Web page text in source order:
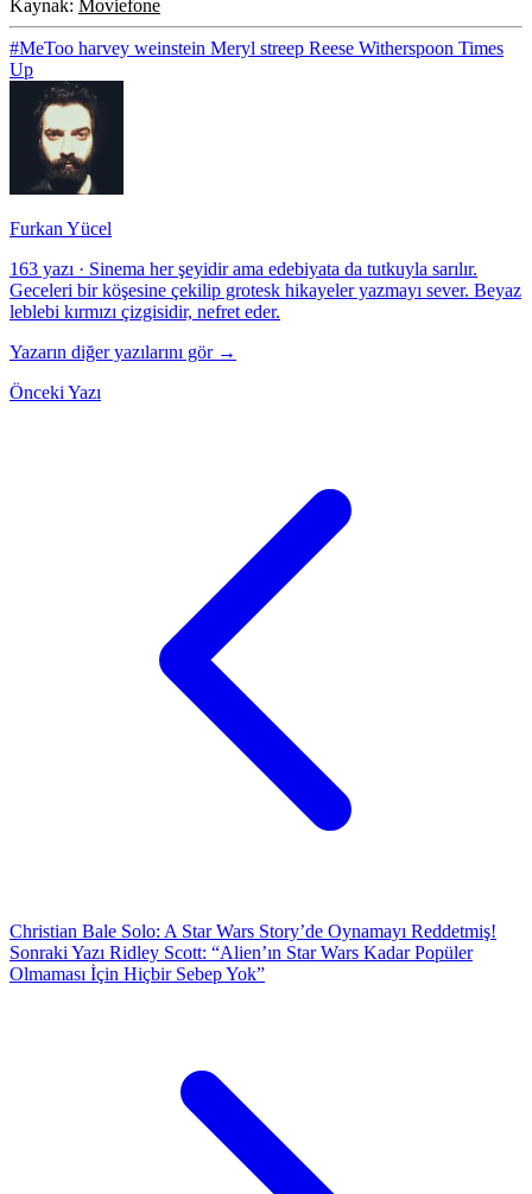
Kaynak: Moviefone
#MeToo harvey weinstein Meryl streep Reese Witherspoon Times
Up
Furkan Yücel
163 yazı · Sinema her şeyidir ama edebiyata da tutkuyla sarılır.
Geceleri bir köşesine çekilip grotesk hikayeler yazmayı sever. Beyaz
leblebi kırmızı çizgisidir, nefret eder.
Yazarın diğer yazılarını gör →
Önceki Yazı
Christian Bale Solo: A Star Wars Story’de Oynamayı Reddetmiş!
Sonraki Yazı Ridley Scott: “Alien’ın Star Wars Kadar Popüler
Olmaması İçin Hiçbir Sebep Yok”